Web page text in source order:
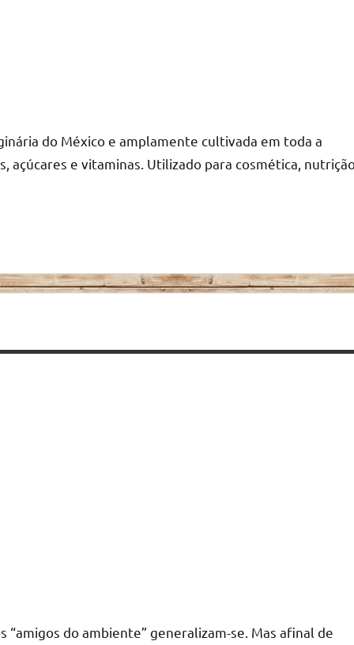
do México e amplamente cultivada em toda a
açúcares e vitaminas. Utilizado para cosmética,
do ambiente” generalizam-se. Mas afinal de